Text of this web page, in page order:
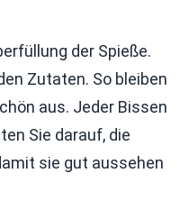
der Spieße.
Zutaten. So bleiben
aus. Jeder Bissen
Sie darauf, die
sie gut aussehen